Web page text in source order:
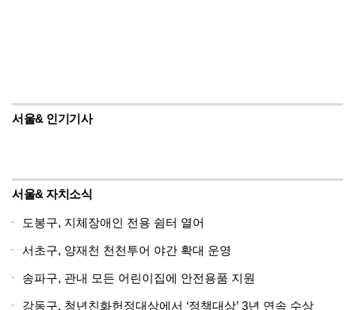
서울& 인기기사
서울& 자치소식
도봉구, 지체장애인 전용 쉼터 열어
서초구, 양재천 천천투어 야간 확대 운영
송파구, 관내 모든 어린이집에 안전용품 지원
강동구, 청년친화헌정대상에서 ‘정책대상’ 3년 연속 수상